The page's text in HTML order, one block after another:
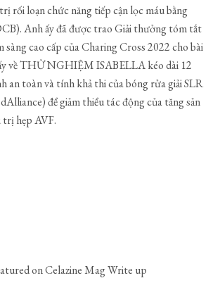
rối loạn chức năng tiếp cận lọc máu bằng
Anh ấy đã được trao Giải thưởng tóm tắt
sàng cao cấp của Charing Cross 2022 cho bài
về THỬ NGHIỆM ISABELLA kéo dài 12
an toàn và tính khả thi của bóng rửa giải SLR
để giảm thiểu tác động của tăng sản
trị hẹp AVF.